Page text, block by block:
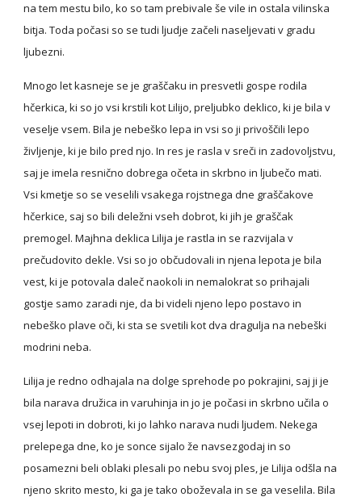
na tem mestu bilo, ko so tam prebivale še vile in ostala vilinska
bitja. Toda počasi so se tudi ljudje začeli naseljevati v gradu
ljubezni.
Mnogo let kasneje se je graščaku in presvetli gospe rodila
hčerkica, ki so jo vsi krstili kot Lilijo, preljubko deklico, ki je bila v
veselje vsem. Bila je nebeško lepa in vsi so ji privoščili lepo
življenje, ki je bilo pred njo. In res je rasla v sreči in zadovoljstvu,
saj je imela resnično dobrega očeta in skrbno in ljubečo mati.
Vsi kmetje so se veselili vsakega rojstnega dne graščakove
hčerkice, saj so bili deležni vseh dobrot, ki jih je graščak
premogel. Majhna deklica Lilija je rastla in se razvijala v
prečudovito dekle. Vsi so jo občudovali in njena lepota je bila
vest, ki je potovala daleč naokoli in nemalokrat so prihajali
gostje samo zaradi nje, da bi videli njeno lepo postavo in
nebeško plave oči, ki sta se svetili kot dva dragulja na nebeški
modrini neba.
Lilija je redno odhajala na dolge sprehode po pokrajini, saj ji je
bila narava družica in varuhinja in jo je počasi in skrbno učila o
vsej lepoti in dobroti, ki jo lahko narava nudi ljudem. Nekega
prelepega dne, ko je sonce sijalo že navsezgodaj in so
posamezni beli oblaki plesali po nebu svoj ples, je Lilija odšla na
njeno skrito mesto, ki ga je tako oboževala in se ga veselila. Bila